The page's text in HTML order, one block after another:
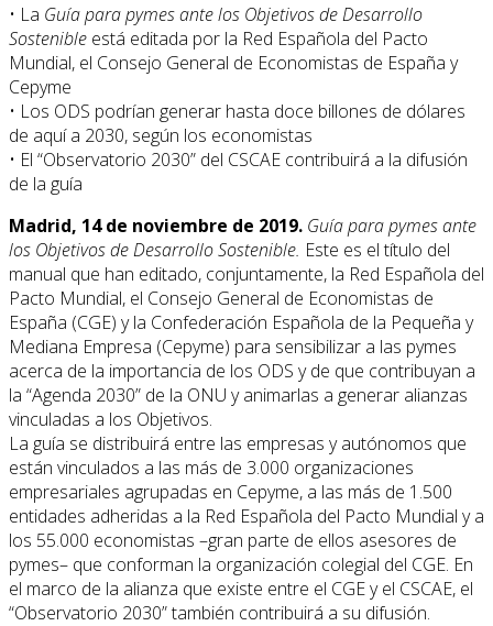
• La Guía para pymes ante los Objetivos de Desarrollo
Sostenible está editada por la Red Española del Pacto
Mundial, el Consejo General de Economistas de España y
Cepyme
• Los ODS podrían generar hasta doce billones de dólares
de aquí a 2030, según los economistas
• El “Observatorio 2030” del CSCAE contribuirá a la difusión
de la guía
Madrid, 14 de noviembre de 2019. Guía para pymes ante
los Objetivos de Desarrollo Sostenible. Este es el título del
manual que han editado, conjuntamente, la Red Española del
Pacto Mundial, el Consejo General de Economistas de
España (CGE) y la Confederación Española de la Pequeña y
Mediana Empresa (Cepyme) para sensibilizar a las pymes
acerca de la importancia de los ODS y de que contribuyan a
la “Agenda 2030” de la ONU y animarlas a generar alianzas
vinculadas a los Objetivos.
La guía se distribuirá entre las empresas y autónomos que
están vinculados a las más de 3.000 organizaciones
empresariales agrupadas en Cepyme, a las más de 1.500
entidades adheridas a la Red Española del Pacto Mundial y a
los 55.000 economistas –gran parte de ellos asesores de
pymes– que conforman la organización colegial del CGE. En
el marco de la alianza que existe entre el CGE y el CSCAE, el
“Observatorio 2030” también contribuirá a su difusión.